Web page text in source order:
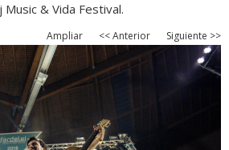
& Vida Festival.
Ampliar << Anterior Siguiente >>